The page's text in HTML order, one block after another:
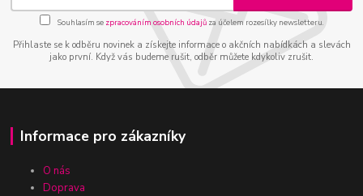
Souhlasím se zpracováním osobních údajůza účelem rozesílky newsletteru.
Přihlaste se k odběru novinek a získejte informace o akčních nabídkách a slevách
jako první. Když vás budeme rušit, odběr můžete kdykoliv zrušit.
Informace pro zákazníky
O nás
Doprava